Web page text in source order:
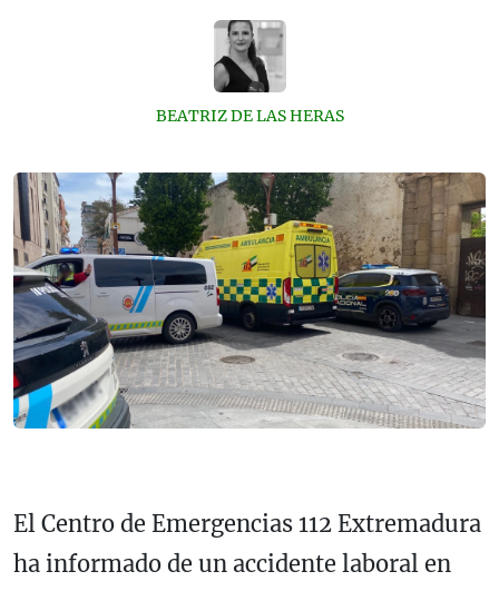
BEATRIZ DE LAS HERAS
El Centro de Emergencias 112 Extremadura
ha informado de un accidente laboral en